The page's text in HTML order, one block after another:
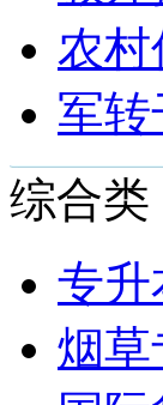
农村
军转
综合类
专升
烟草